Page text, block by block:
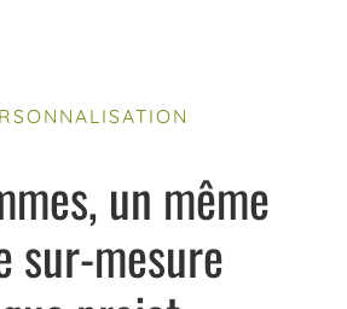
un même
sur-mesure